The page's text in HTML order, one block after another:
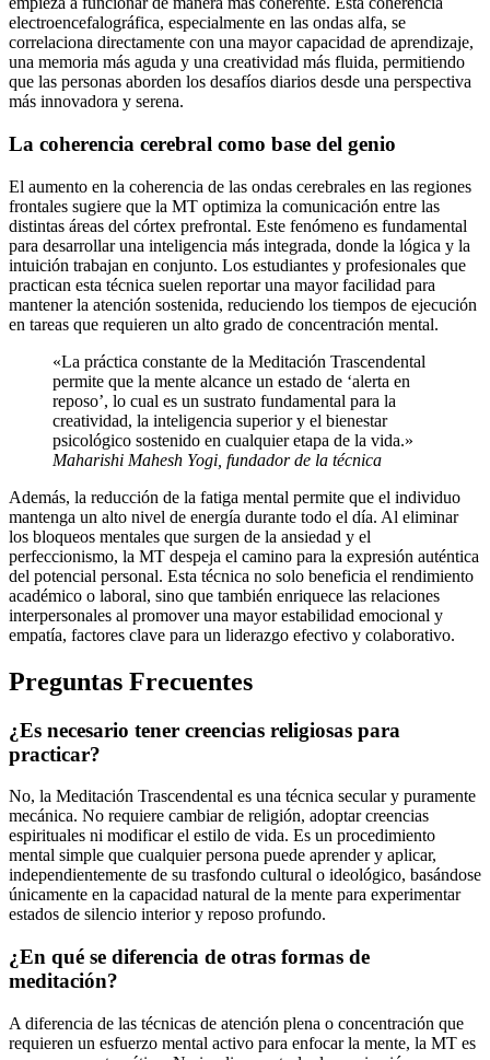
electroencefalográfica, especialmente en las ondas alfa, se
correlaciona directamente con una mayor capacidad de aprendizaje,
una memoria más aguda y una creatividad más fluida, permitiendo
que las personas aborden los desafíos diarios desde una perspectiva
más innovadora y serena.
La coherencia cerebral como base del genio
El aumento en la coherencia de las ondas cerebrales en las regiones
frontales sugiere que la MT optimiza la comunicación entre las
distintas áreas del córtex prefrontal. Este fenómeno es fundamental
para desarrollar una inteligencia más integrada, donde la lógica y la
intuición trabajan en conjunto. Los estudiantes y profesionales que
practican esta técnica suelen reportar una mayor facilidad para
mantener la atención sostenida, reduciendo los tiempos de ejecución
en tareas que requieren un alto grado de concentración mental.
«La práctica constante de la Meditación Trascendental
permite que la mente alcance un estado de ‘alerta en
reposo’, lo cual es un sustrato fundamental para la
creatividad, la inteligencia superior y el bienestar
psicológico sostenido en cualquier etapa de la vida.»
Maharishi Mahesh Yogi, fundador de la técnica
Además, la reducción de la fatiga mental permite que el individuo
mantenga un alto nivel de energía durante todo el día. Al eliminar
los bloqueos mentales que surgen de la ansiedad y el
perfeccionismo, la MT despeja el camino para la expresión auténtica
del potencial personal. Esta técnica no solo beneficia el rendimiento
académico o laboral, sino que también enriquece las relaciones
interpersonales al promover una mayor estabilidad emocional y
empatía, factores clave para un liderazgo efectivo y colaborativo.
Preguntas Frecuentes
¿Es necesario tener creencias religiosas para
practicar?
No, la Meditación Trascendental es una técnica secular y puramente
mecánica. No requiere cambiar de religión, adoptar creencias
espirituales ni modificar el estilo de vida. Es un procedimiento
mental simple que cualquier persona puede aprender y aplicar,
independientemente de su trasfondo cultural o ideológico, basándose
únicamente en la capacidad natural de la mente para experimentar
estados de silencio interior y reposo profundo.
¿En qué se diferencia de otras formas de
meditación?
A diferencia de las técnicas de atención plena o concentración que
requieren un esfuerzo mental activo para enfocar la mente, la MT es